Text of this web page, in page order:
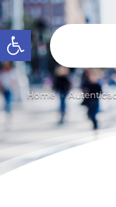
Abrir barra de
Home 9